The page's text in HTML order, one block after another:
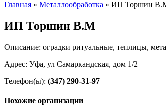
Главная » Металлообработка » ИП Торшин
ИП Торшин В.М
Описание: оградки ритуальные, теплицы,
Адрес: Уфа, ул Самаркандская, дом 1/2
Телефон(ы): (347) 290-31-97
Похожие организации